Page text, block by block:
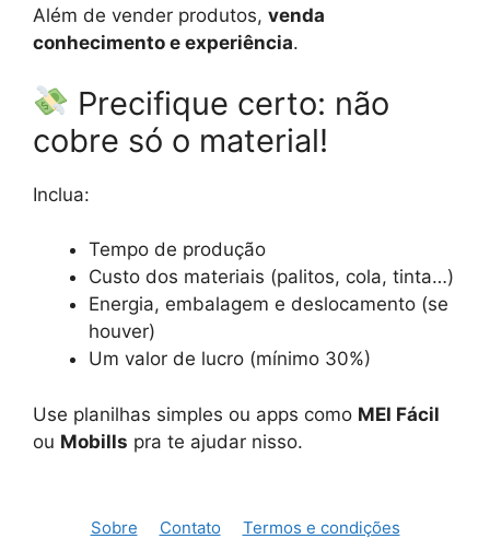
Além de vender produtos, venda
conhecimento e experiência.
Precifique certo: não
cobre só o material!
Inclua:
Tempo de produção
Custo dos materiais (palitos, cola, tinta…)
Energia, embalagem e deslocamento (se
houver)
Um valor de lucro (mínimo 30%)
Use planilhas simples ou apps como MEI Fácil
ou Mobills pra te ajudar nisso.
Sobre Contato Termos e condições